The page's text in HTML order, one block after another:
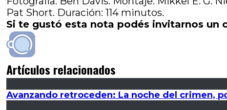
Pat Short. Duración: 114 minutos.
Si te gustó esta nota podés invitarnos un
Artículos relacionados
Avanzando retroceden: La noche del crimen,